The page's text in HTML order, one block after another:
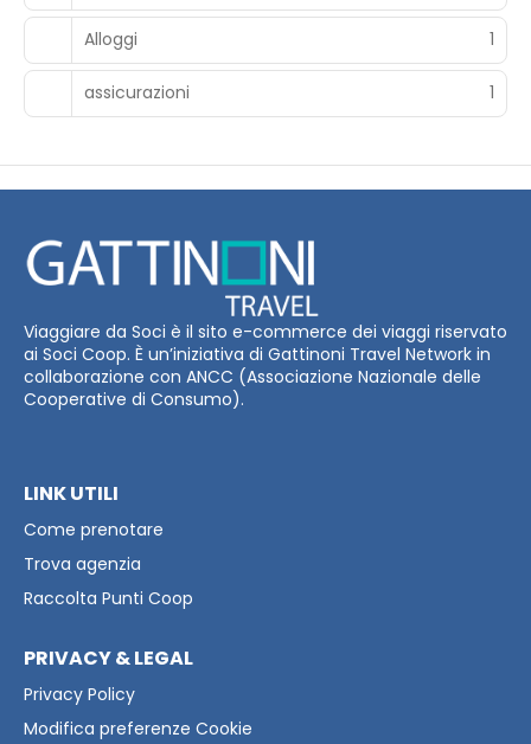
Alloggi 1
assicurazioni 1
Viaggiare da Soci è il sito e-commerce dei viaggi riservato
ai Soci Coop. È un’iniziativa di Gattinoni Travel Network in
collaborazione con ANCC (Associazione Nazionale delle
Cooperative di Consumo).
LINK UTILI
Come prenotare
Trova agenzia
Raccolta Punti Coop
PRIVACY & LEGAL
Privacy Policy
Modifica preferenze Cookie